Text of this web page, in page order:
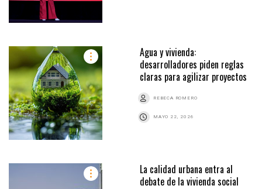
Agua y vivienda:
desarrolladores piden reglas
claras para agilizar proyectos
REBECA ROMERO
MAYO 22, 2026
La calidad urbana entra al
debate de la vivienda social